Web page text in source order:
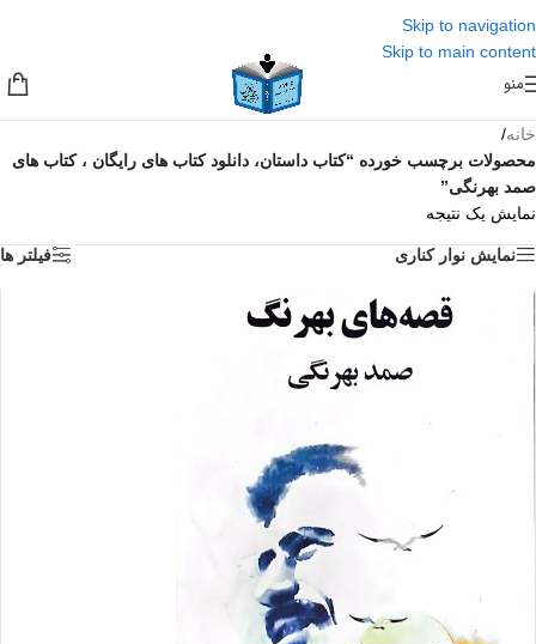
Skip to navigation
Skip to main content
منو
خانه/
محصولات برچسب خورده “کتاب داستان، دانلود کتاب های رایگان ، کتاب های
صمد بهرنگی”
نمایش یک نتیجه
نمایش نوار کناری فیلتر ها